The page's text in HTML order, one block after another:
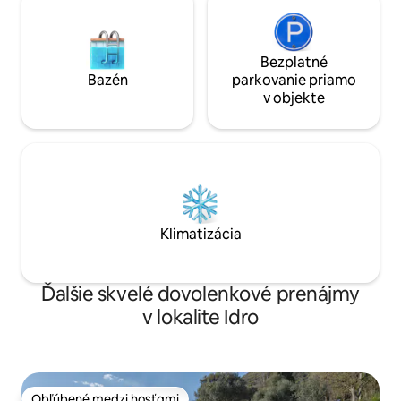
Bazén
Bezplatné
parkovanie priamo
v objekte
Klimatizácia
Ďalšie skvelé dovolenkové prenájmy
v lokalite Idro